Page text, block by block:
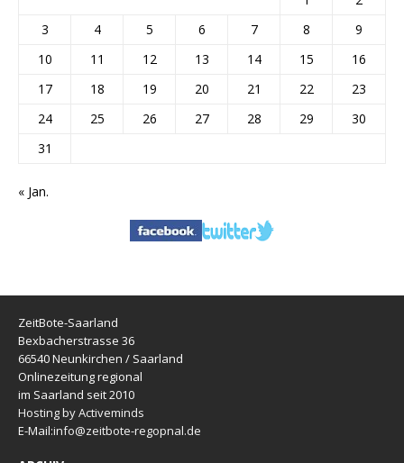
3
4 5 6 7 8
9
10
11 12 13 14 15
16
17
18 19 20 21 22
23
24
25 26 27 28 29
30
31
« Jan.
ZeitBote-Saarland
Bexbacherstrasse 36
66540 Neunkirchen / Saarland
Onlinezeitung regional
im Saarland seit 2010
Hosting by Activeminds
E-Mail:info@zeitbote-regopnal.de